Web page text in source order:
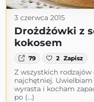
3 czerwca 2015
Drożdżówki z
kokosem
79 2 Zapisz
Z wszystkich
najchętniej.
wyrasta i kocham
po (...)